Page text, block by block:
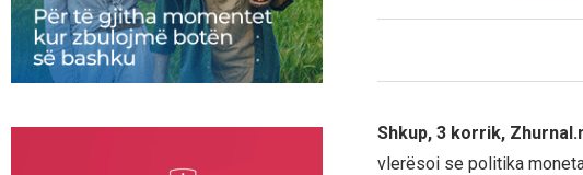
Shkup, 3 korrik,
vlerësoi se politika